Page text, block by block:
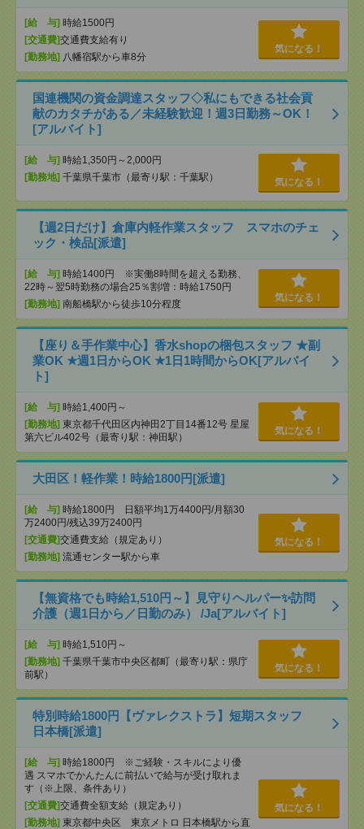
[給 与] 時給1500円
[交通費]交通費支給有り
[勤務地] 八幡宿駅から車8分
気になる！
国連機関の資金調達スタッフ◇私にもできる社会貢
献のカタチがある／未経験歓迎！週3日勤務～OK！
[アルバイト]
[給 与] 時給1,350円～2,000円
[勤務地] 千葉県千葉市（最寄り駅：千葉駅） 気になる！
【週2日だけ】倉庫内軽作業スタッフ スマホのチェ
ック・検品[派遣]
[給 与] 時給1400円 ※実働8時間を超える勤務、
22時～翌5時勤務の場合25％割増：時給1750円
[勤務地] 南船橋駅から徒歩10分程度
気になる！
【座り＆手作業中心】香水shopの梱包スタッフ ★副
業OK ★週1日からOK ★1日1時間からOK[アルバイ
ト]
[給 与] 時給1,400円～
[勤務地] 東京都千代田区内神田2丁目14番12号 星屋
第六ビル402号（最寄り駅：神田駅）
気になる！
大田区！軽作業！時給1800円[派遣]
[給 与] 時給1800円 日額平均1万4400円/月額30
万2400円/残込39万2400円
[交通費]交通費支給（規定あり）
[勤務地] 流通センター駅から車
気になる！
【無資格でも時給1,510円～】見守りヘルパー✨訪問
介護（週1日から／日勤のみ） /Ja[アルバイト]
[給 与] 時給1,510円～
[勤務地] 千葉県千葉市中央区都町（最寄り駅：県庁
前駅）
気になる！
特別時給1800円【ヴァレクストラ】短期スタッフ
日本橋[派遣]
[給 与] 時給1800円 ※ご経験・スキルにより優
遇 スマホでかんたんに前払いで給与が受け取れま
す（※上限、条件あり）
[交通費]交通費全額支給（規定あり）
[勤務地] 東京都中央区 東京メトロ 日本橋駅から直
気になる！